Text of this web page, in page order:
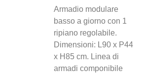
Armadio modulare
basso a giorno con 1
ripiano regolabile.
Dimensioni: L90 x P44
x H85 cm. Linea di
armadi componibile